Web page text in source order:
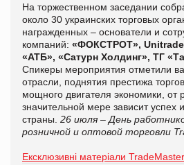
На торжественном заседании
около 30 украинских торговых
награжденных – основатели и
компаний: «ФОКСТРОТ», Unitrade
«АТБ», «Сатурн Холдинг», ТГ
Спикеры мероприятия отметили
отрасли, поднятия престижа
мощного двигателя экономики, от
значительной мере зависит успех
страны. 26 июля – День
розничной и оптовой торговли
Ексклюзивні матеріали